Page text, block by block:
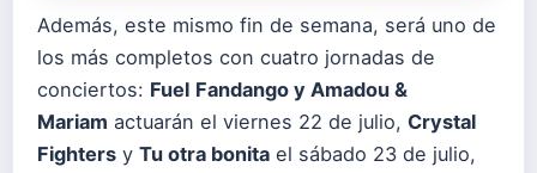
Además, este mismo fin de semana, será uno de
los más completos con cuatro jornadas de
conciertos: Fuel Fandango y Amadou &
Mariam actuarán el viernes 22 de julio, Crystal
Fighters y Tu otra bonita el sábado 23 de julio,